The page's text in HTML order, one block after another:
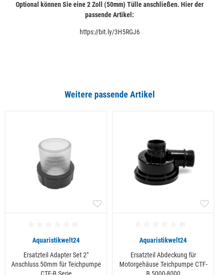
Optional können Sie eine 2 Zoll (50mm) Tülle anschließen. Hier der
passende Artikel:
https://bit.ly/3H5RGJ6
Weitere passende Artikel
Aquaristikwelt24
Ersatzteil Adapter Set 2"
Anschluss 50mm für Teichpumpe
Aquaristikwelt24
Ersatzteil Abdeckung für
Motorgehäuse Teichpumpe CTF-